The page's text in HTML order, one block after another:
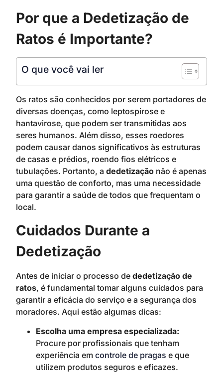
Por que a Dedetização de
Ratos é Importante?
O que você vai ler
Os ratos são conhecidos por serem portadores de
diversas doenças, como leptospirose e
hantavirose, que podem ser transmitidas aos
seres humanos. Além disso, esses roedores
podem causar danos significativos às estruturas
de casas e prédios, roendo fios elétricos e
tubulações. Portanto, a dedetização não é apenas
uma questão de conforto, mas uma necessidade
para garantir a saúde de todos que frequentam o
local.
Cuidados Durante a
Dedetização
Antes de iniciar o processo de dedetização de
ratos, é fundamental tomar alguns cuidados para
garantir a eficácia do serviço e a segurança dos
moradores. Aqui estão algumas dicas:
Escolha uma empresa especializada:
Procure por profissionais que tenham
experiência em controle de pragas e que
utilizem produtos seguros e eficazes.